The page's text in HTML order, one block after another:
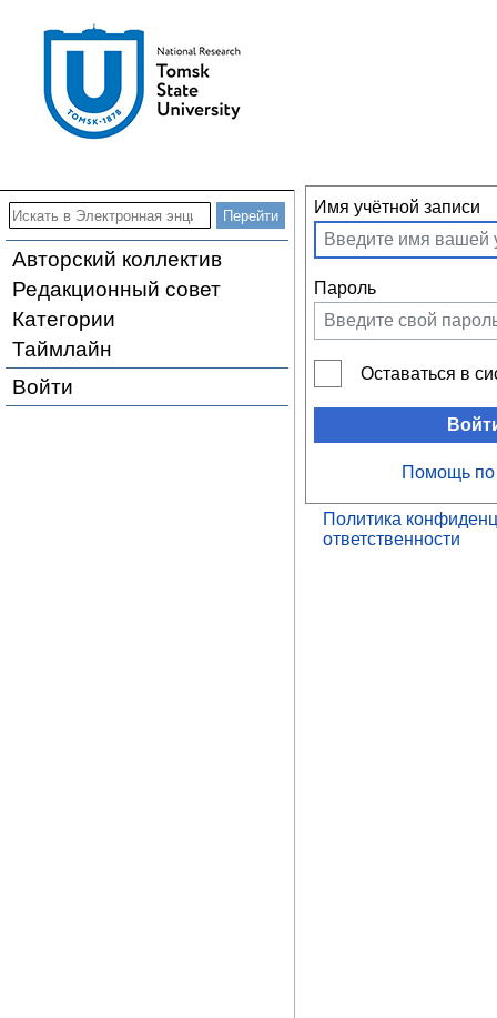
Авторский коллектив
Редакционный совет
Категории
Таймлайн
Войти
Имя учётной записи
Пароль
Оставаться в
Помощь по
Политика
ответственности